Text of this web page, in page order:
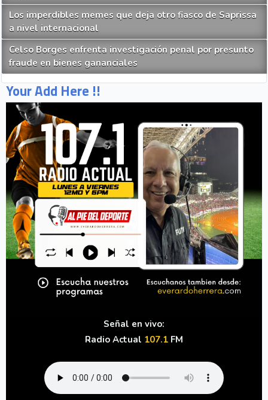
Los imperdibles memes que deja otro fiasco de Saprissa
a nivel internacional
Celso Borges enfrenta investigación penal por presunto
fraude en bienes gananciales
Your Add Here !!
Señal en vivo:
Radio Actual 107.1 FM